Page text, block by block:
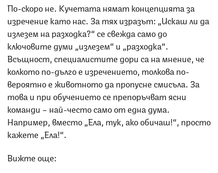
По-скоро не. Кучетата нямат концепцията за
изречение като нас. За тях изразът: „Искаш ли да
излезем на разходка?“ се свежда само до
ключовите думи „излезем“ и „разходка“.
Всъщност, специалистите дори са на мнение, че
колкото по-дълго е изречението, толкова по-
вероятно е животното да пропусне смисъла. За
това и при обучението се препоръчват ясни
команди – най-често само от една дума.
Например, вместо „Ела, тук, ако обичаш!“, просто
кажете „Ела!“.
Вижте още: